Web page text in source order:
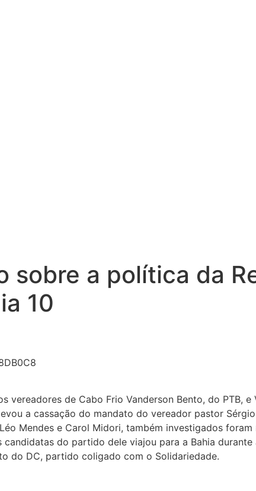
sobre a política da
10
vereadores de Cabo Frio Vanderson Bento, do PTB,
a cassação do mandato do vereador pastor
Mendes e Carol Midori, também investigados
do partido dele viajou para a Bahia
do DC, partido coligado com o Solidariedade.